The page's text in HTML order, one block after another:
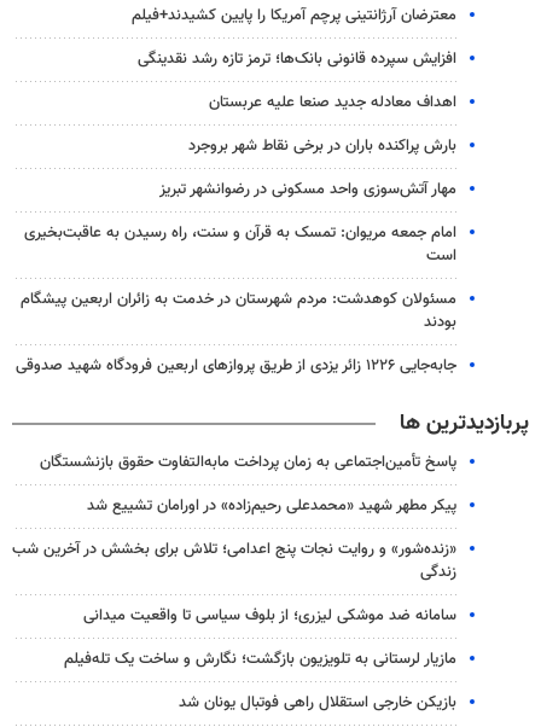
معترضان آرژانتینی پرچم آمریکا را پایین کشیدند+فیلم
افزایش سپرده قانونی بانک‌ها؛ ترمز تازه رشد نقدینگی
اهداف معادله جدید صنعا علیه عربستان
بارش پراکنده باران در برخی نقاط شهر بروجرد
مهار آتش‌سوزی واحد مسکونی در رضوانشهر تبریز
امام جمعه مریوان: تمسک به قرآن و سنت، راه رسیدن به عاقبت‌بخیری
است
مسئولان کوهدشت: مردم شهرستان در خدمت به زائران اربعین پیشگام
بودند
جابه‌جایی ۱۲۲۶ زائر یزدی از طریق پروازهای اربعین فرودگاه شهید صدوقی
پربازدیدترین ها
پاسخ تأمین‌اجتماعی به زمان پرداخت مابه‌التفاوت حقوق بازنشستگان
پیکر مطهر شهید «محمدعلی رحیم‌زاده» در اورامان تشییع شد
«زنده‌شور» و روایت نجات پنج اعدامی؛ تلاش برای بخشش در آخرین شب
زندگی
سامانه ضد موشکی لیزری؛ از بلوف سیاسی تا واقعیت میدانی
مازیار لرستانی به تلویزیون بازگشت؛ نگارش و ساخت یک تله‌فیلم
بازیکن خارجی استقلال راهی فوتبال یونان شد